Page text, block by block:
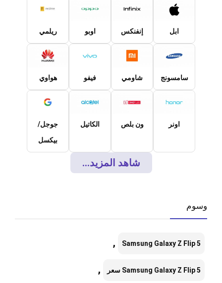
ابل إنفنكس اوبو ريلمي
سامسونج شاومي فيفو هواوي
اونر ون بلص الكاتيل
جوجل/
بيكسل
شاهد المزيد...
وسوم
Samsung Galaxy Z Flip 5
,
Samsung Galaxy Z Flip 5 سعر ,